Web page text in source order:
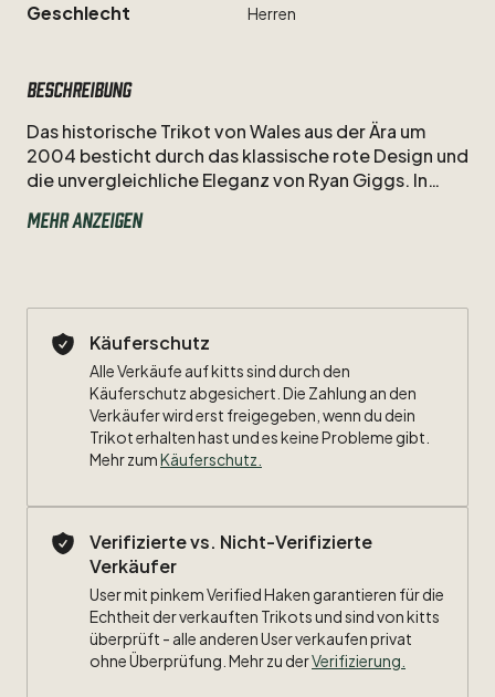
Geschlecht Herren
Beschreibung
DashistorischeTrikotvonWalesausderÄra um
2004 besticht durch dasklassischeroteDesign und
dieunvergleichlicheEleganzvon Ryan Giggs. In
absoluteIdentifikationsfigur
walisischenFlügelspielersperfektwiderspiegelt.
Größe: L
Zustand:7​/​10
Beflockung:#11Giggs
Besonderheiten:&nbsp;engerSchnitt
Mehr anzeigen
Käuferschutz
Alle Verkäufe auf kitts sind durch den
Käuferschutz abgesichert. Die Zahlung an den
Verkäufer wird erst freigegeben, wenn du dein
Trikot erhalten hast und es keine Probleme gibt.
Mehr zumKäuferschutz
Verifizierte vs. Nicht-Verifizierte
Verkäufer
User mit pinkem Verified Haken garantieren für die
Echtheit der verkauften Trikots und sind von kitts
überprüft - alle anderen User verkaufen privat
ohne Überprüfung. Mehr zu derVerifizierung.